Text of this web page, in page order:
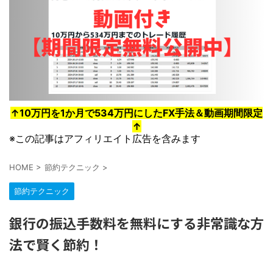
↑10万円を1か月で534万円にしたFX手法＆動画期間限定
↑
※この記事はアフィリエイト広告を含みます
HOME > 節約テクニック >
節約テクニック
銀行の振込手数料を無料にする非常識な方
法で賢く節約！